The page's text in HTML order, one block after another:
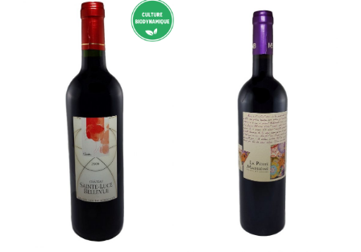
a
plusieurs
variations.
Les
options
peuvent
être
choisies
la
a
plusieurs
Les
options
peuvent
être
choisies
la